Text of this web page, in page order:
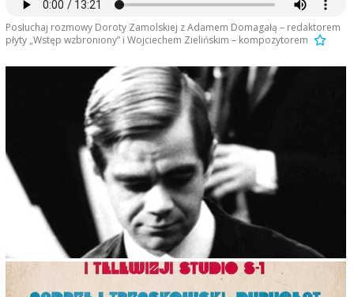
Posłuchaj rozmowy Doroty Zamolskiej z Adamem Domagałą – redaktorem
płyty „Wstęp wzbroniony” i Wojciechem Zielińskim – kompozytorem